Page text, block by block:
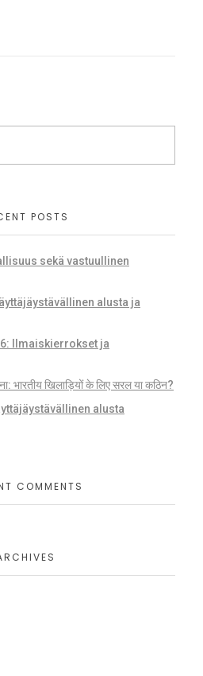
POSTS
sekä vastuullinen
alusta ja
Ilmaiskierrokset ja
खिलाड़ियों के लिए सरल या कठिन?
alusta
COMMENTS